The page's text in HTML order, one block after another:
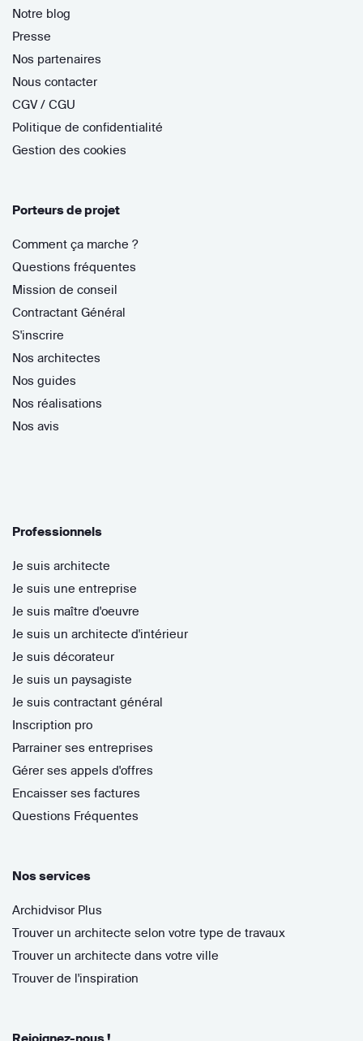
Notre blog
Presse
Nos partenaires
Nous contacter
CGV / CGU
Politique de confidentialité
Gestion des cookies
Porteurs de projet
Comment ça marche ?
Questions fréquentes
Mission de conseil
Contractant Général
S'inscrire
Nos architectes
Nos guides
Nos réalisations
Nos avis
Professionnels
Je suis architecte
Je suis une entreprise
Je suis maître d'oeuvre
Je suis un architecte d'intérieur
Je suis décorateur
Je suis un paysagiste
Je suis contractant général
Inscription pro
Parrainer ses entreprises
Gérer ses appels d'offres
Encaisser ses factures
Questions Fréquentes
Nos services
Archidvisor Plus
Trouver un architecte selon votre type de travaux
Trouver un architecte dans votre ville
Trouver de l'inspiration